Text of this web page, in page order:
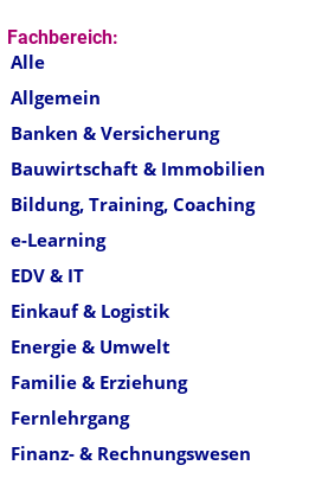
Fachbereich:
Alle
Allgemein
Banken & Versicherung
Bauwirtschaft & Immobilien
Bildung, Training, Coaching
e-Learning
EDV & IT
Einkauf & Logistik
Energie & Umwelt
Familie & Erziehung
Fernlehrgang
Finanz- & Rechnungswesen